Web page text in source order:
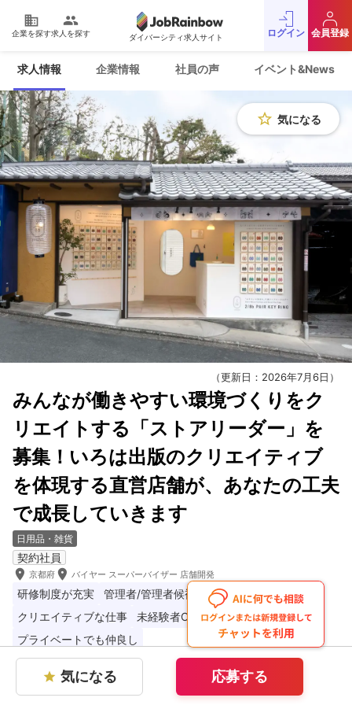
domain
企業を探す
people
求人を探す ダイバーシティ求人サイト ログイン 会員登録
star 気になる 応募する
求人情報 企業情報 社員の声 イベント&News
star_border 気になる
（更新日：2026年7月6日）
みんなが働きやすい環境づくりをク
リエイトする「ストアリーダー」を
募集！いろは出版のクリエイティブ
を体現する直営店舗が、あなたの工夫
で成長していきます
日用品・雑貨
契約社員
room 京都府 room バイヤー スーパーバイザー 店舗開発
研修制度が充実 管理者/管理者候補の求人
服装自由
クリエイティブな仕事
未経験者OK
対人業務少なめ
プライベートでも仲良し
いろは出版株式会社
プライバシーポリシー
採用をお考えの企業様
お問い合わせ
JobRainbow MAGAZINE
© 2016 JobRainbow Co.,Ltd.